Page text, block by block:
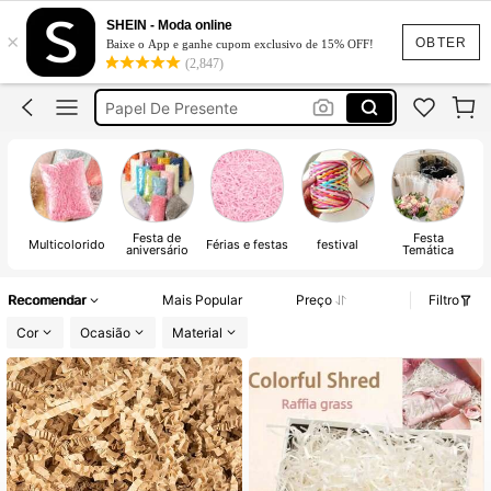
OBTER
×
SHEIN - Moda online
Baixe o App e ganhe cupom exclusivo de 15% OFF!
(2,847)
Papel Coreano Para Buquê
Caixa De Presente
Embalagem
Papel De Presente
Papel Coreano Para Buquê
Caixa De Presente
Multicolorido Festa de
aniversário Férias e festas festival Festa
Temática
Recomendar Mais Popular Preço
Filtro
Cor
Ocasião Material